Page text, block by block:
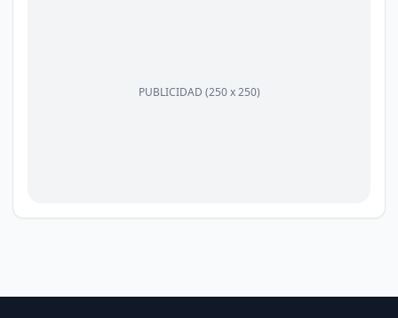
PUBLICIDAD (250 x 250)